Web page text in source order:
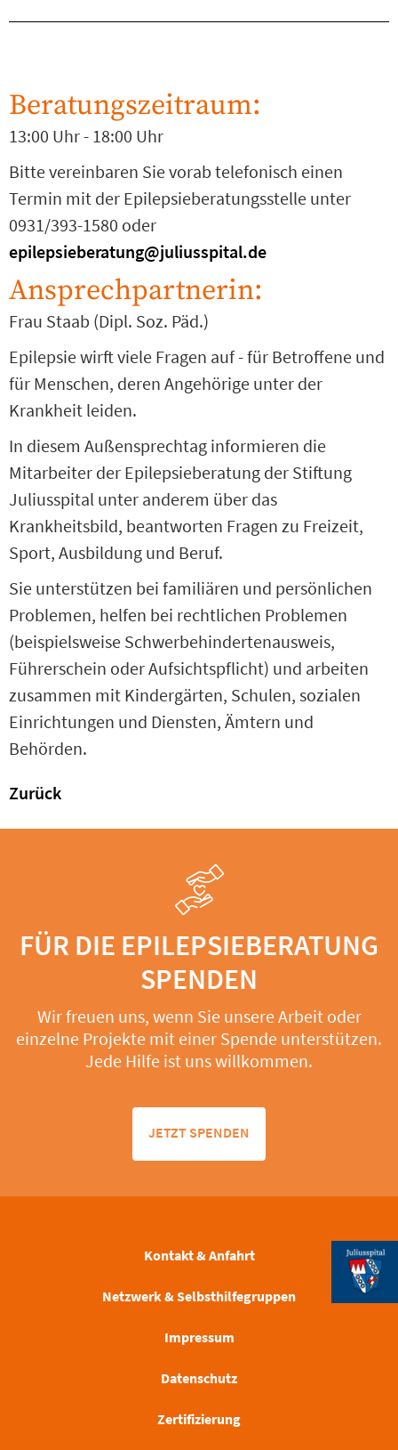
Beratungszeitraum:
13:00 Uhr - 18:00 Uhr
Bitte vereinbaren Sie vorab telefonisch einen
Termin mit der Epilepsieberatungsstelle unter
0931/393-1580 oder
epilepsieberatung@juliusspital.de
Ansprechpartnerin:
Frau Staab (Dipl. Soz. Päd.)
Epilepsie wirft viele Fragen auf - für Betroffene und
für Menschen, deren Angehörige unter der
Krankheit leiden.
In diesem Außensprechtag informieren die
Mitarbeiter der Epilepsieberatung der Stiftung
Juliusspital unter anderem über das
Krankheitsbild, beantworten Fragen zu Freizeit,
Sport, Ausbildung und Beruf.
Sie unterstützen bei familiären und persönlichen
Problemen, helfen bei rechtlichen Problemen
(beispielsweise Schwerbehindertenausweis,
Führerschein oder Aufsichtspflicht) und arbeiten
zusammen mit Kindergärten, Schulen, sozialen
Einrichtungen und Diensten, Ämtern und
Behörden.
Zurück
FÜR DIE EPILEPSIEBERATUNG
SPENDEN
Wir freuen uns, wenn Sie unsere Arbeit oder
einzelne Projekte mit einer Spende unterstützen.
Jede Hilfe ist uns willkommen.
JETZT SPENDEN
Kontakt & Anfahrt
Netzwerk & Selbsthilfegruppen
Impressum
Datenschutz
Zertifizierung